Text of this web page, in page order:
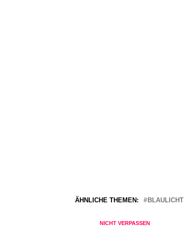
ÄHNLICHE THEMEN: BLAULICHT
NICHT VERPASSEN